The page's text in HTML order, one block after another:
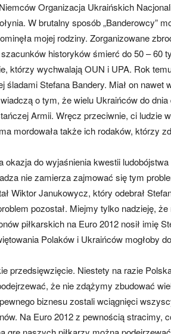
Organizacja Ukraińskich
W brutalny sposób „Banderowcy”
mojej rodziny. Zorganizowane
historyków śmierć do 50 – 60
którzy wychwalają OUN i UPA. Rok
śladami Stefana Bandery. Miał on nawet
o tym, że wielu Ukraińców do
Armii. Wręcz przeciwnie, ci ludzie
mordowała także ich rodaków, którzy
do wyjaśnienia kwestii ludobójstwa
nie zamierza zajmować się tym
Wiktor Janukowycz, który odebrał
pozostał. Miejmy tylko nadzieję,
piłkarskich na Euro 2012 nosił imię
Polaków i Ukraińców mogłoby
przedsięwzięcie. Niestety na razie
że nie zdążymy zbudować
biznesu zostali wciągnięci
Na Euro 2012 z pewnością stracimy,